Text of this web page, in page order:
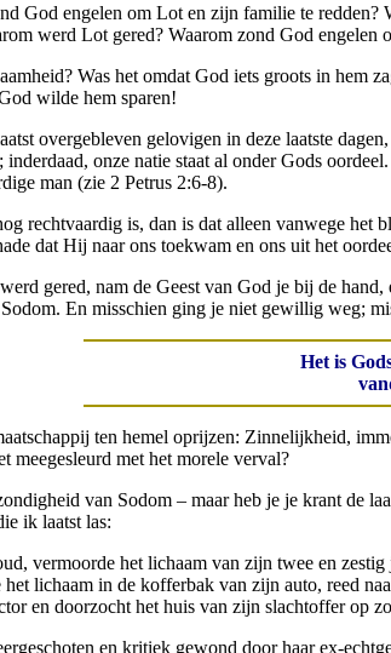
God engelen om Lot en zijn familie te
werd Lot gered? Waarom zond God engelen
Was het omdat God iets groots in
wilde hem sparen!
overgebleven gelovigen in deze laatste
onze natie staat al onder Gods
man (zie 2 Petrus 2:6-8).
rechtvaardig is, dan is dat alleen vanwege
dat Hij naar ons toekwam en ons uit het
gered, nam de Geest van God je bij de
En misschien ging je niet gewillig weg;
Het is
ten hemel oprijzen: Zinnelijkheid,
meegesleurd met het morele verval?
van Sodom – maar heb je je krant de
ik laatst las:
vermoorde het lichaam van zijn twee en
lichaam in de kofferbak van zijn auto, reed
en doorzocht het huis van zijn slachtoffer op
en kritiek gewond door haar ex-